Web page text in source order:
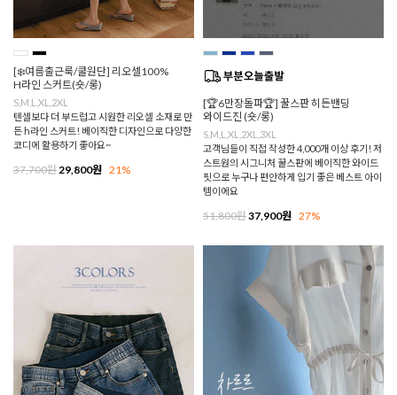
[❄️여름출근룩/쿨원단] 리오셀100%
H라인 스커트(숏/롱)
S,M,L,XL,2XL
텐셀보다 더 부드럽고 시원한 리오셀 소재로 만
든 h라인 스커트! 베이직한 디자인으로 다양한
코디에 활용하기 좋아요~
37,700원 29,800원 21%
[🏆6만장돌파🏆] 꿀스판 히든밴딩
와이드진 (숏/롱)
S,M,L,XL,2XL,3XL
고객님들이 직접 작성한 4,000개 이상 후기! 저
스트원의 시그니처 꿀스판에 베이직한 와이드
핏으로 누구나 편안하게 입기 좋은 베스트 아이
템이에요
51,800원37,900원 27%